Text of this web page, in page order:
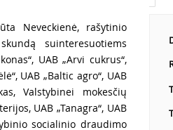
Neveckienė, rašytinio
suinteresuotiems
UAB „Arvi cukrus“,
UAB „Baltic agro“, UAB
Valstybinei mokesčių
UAB „Tanagra“, UAB
socialinio draudimo